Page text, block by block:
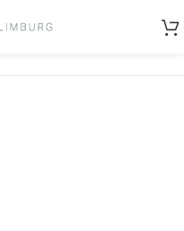
stick”